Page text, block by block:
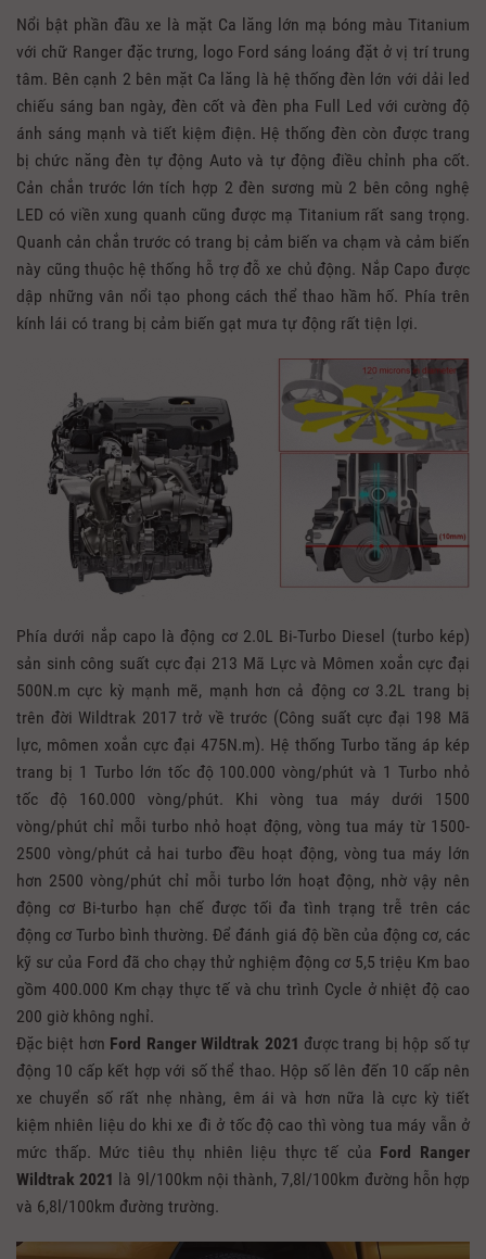
Nổi bật phần đầu xe là mặt Ca lăng lớn mạ bóng màu Titanium
với chữ Ranger đặc trưng, logo Ford sáng loáng đặt ở vị trí trung
tâm. Bên cạnh 2 bên mặt Ca lăng là hệ thống đèn lớn với dải led
chiếu sáng ban ngày, đèn cốt và đèn pha Full Led với cường độ
ánh sáng mạnh và tiết kiệm điện. Hệ thống đèn còn được trang
bị chức năng đèn tự động Auto và tự động điều chỉnh pha cốt.
Cản chắn trước lớn tích hợp 2 đèn sương mù 2 bên công nghệ
LED có viền xung quanh cũng được mạ Titanium rất sang trọng.
Quanh cản chắn trước có trang bị cảm biến va chạm và cảm biến
này cũng thuộc hệ thống hỗ trợ đỗ xe chủ động. Nắp Capo được
dập những vân nổi tạo phong cách thể thao hầm hố. Phía trên
kính lái có trang bị cảm biến gạt mưa tự động rất tiện lợi.
Phía dưới nắp capo là động cơ 2.0L Bi-Turbo Diesel (turbo kép)
sản sinh công suất cực đại 213 Mã Lực và Mômen xoắn cực đại
500N.m cực kỳ mạnh mẽ, mạnh hơn cả động cơ 3.2L trang bị
trên đời Wildtrak 2017 trở về trước (Công suất cực đại 198 Mã
lực, mômen xoắn cực đại 475N.m). Hệ thống Turbo tăng áp kép
trang bị 1 Turbo lớn tốc độ 100.000 vòng/phút và 1 Turbo nhỏ
tốc độ 160.000 vòng/phút. Khi vòng tua máy dưới 1500
vòng/phút chỉ mỗi turbo nhỏ hoạt động, vòng tua máy từ 1500-
2500 vòng/phút cả hai turbo đều hoạt động, vòng tua máy lớn
hơn 2500 vòng/phút chỉ mỗi turbo lớn hoạt động, nhờ vậy nên
động cơ Bi-turbo hạn chế được tối đa tình trạng trễ trên các
động cơ Turbo bình thường. Để đánh giá độ bền của động cơ, các
kỹ sư của Ford đã cho chạy thử nghiệm động cơ 5,5 triệu Km bao
gồm 400.000 Km chạy thực tế và chu trình Cycle ở nhiệt độ cao
200 giờ không nghỉ.
Đặc biệt hơn Ford Ranger Wildtrak 2021 được trang bị hộp số tự
động 10 cấp kết hợp với số thể thao. Hộp số lên đến 10 cấp nên
xe chuyển số rất nhẹ nhàng, êm ái và hơn nữa là cực kỳ tiết
kiệm nhiên liệu do khi xe đi ở tốc độ cao thì vòng tua máy vẫn ở
mức thấp. Mức tiêu thụ nhiên liệu thực tế của Ford Ranger
Wildtrak 2021 là 9l/100km nội thành, 7,8l/100km đường hỗn hợp
và 6,8l/100km đường trường.